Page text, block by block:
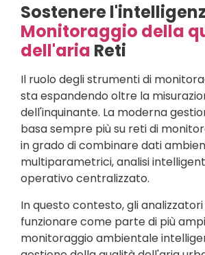
Sostenere
Monitoraggio della
dell'aria Reti
Il ruolo degli strumenti di
sta espandendo oltre la
dell'inquinante. La moderna
basa sempre più su reti di
in grado di combinare dati
multiparametrici, analisi
operativo centralizzato.
In questo contesto, gli analizzatori
funzionare come parte di più
monitoraggio ambientale